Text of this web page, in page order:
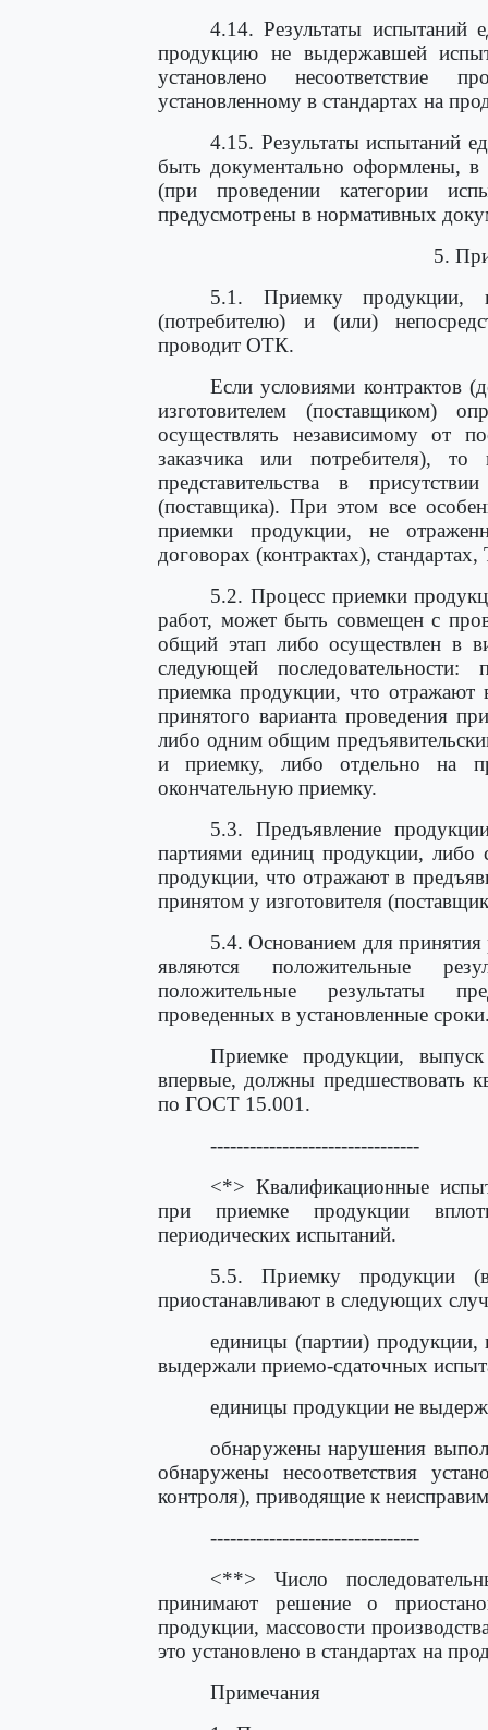
4.14. Результаты испытаний
продукцию не выдержавшей
установлено
установленному в стандартах на
4.15. Результаты испытаний
быть документально оформлены, в
(при проведении категории
предусмотрены в нормативных
5.
5.1. Приемку продукции,
(потребителю) и (или)
проводит ОТК.
Если условиями контрактов
изготовителем (поставщиком)
осуществлять независимому от
заказчика или потребителя),
представительства в
(поставщика). При этом все
приемки продукции, не
договорах (контрактах),
5.2. Процесс приемки
работ, может быть совмещен с
общий этап либо осуществлен в
следующей последовательности:
приемка продукции, что отражают
принятого варианта проведения
либо одним общим
и приемку, либо отдельно на
окончательную приемку.
5.3. Предъявление
партиями единиц продукции, либо
продукции, что отражают в
принятом у изготовителя
5.4. Основанием для
являются положительные
положительные результаты
проведенных в установленные
Приемке продукции, выпуск
впервые, должны предшествовать
по ГОСТ 15.001.
--------------------------------
<*> Квалификационные
при приемке продукции
периодических испытаний.
5.5. Приемку продукции
приостанавливают в следующих
единицы (партии)
выдержали приемо-сдаточных
единицы продукции не
обнаружены нарушения
обнаружены несоответствия
контроля), приводящие к
--------------------------------
<**> Число
принимают решение о
продукции, массовости
это установлено в стандартах на
Примечания